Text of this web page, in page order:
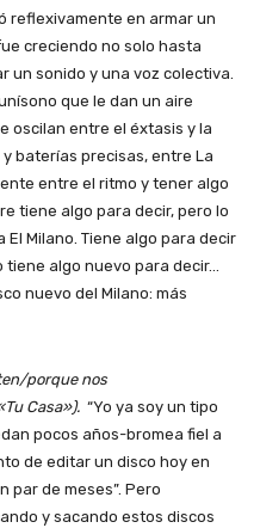
reflexivamente en armar un
creciendo no solo hasta
sonido y una voz colectiva.
que le dan un aire
oscilan entre el éxtasis y la
baterías precisas, entre La
entre el ritmo y tener algo
tiene algo para decir, pero lo
Milano. Tiene algo para decir
tiene algo nuevo para decir…
nuevo del Milano: más
porque nos
Casa»). “Yo ya soy un tipo
pocos años-bromea fiel a
de editar un disco hoy en
par de meses”. Pero
y sacando estos discos